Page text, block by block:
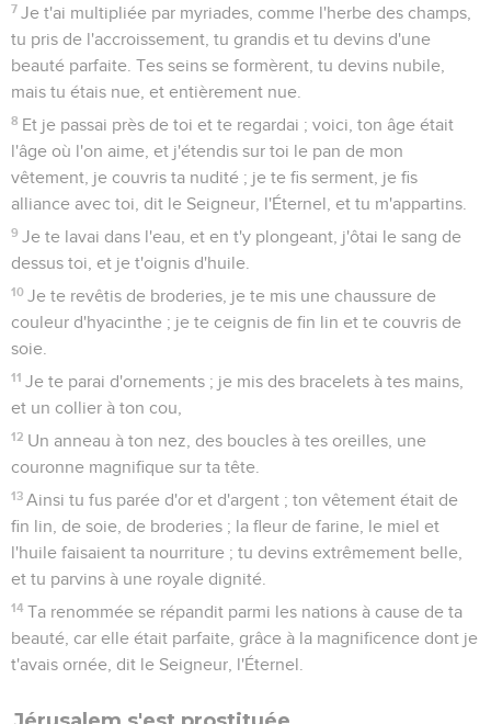
7 Je t'ai multipliée par myriades, comme l'herbe des champs,
tu pris de l'accroissement, tu grandis et tu devins d'une
beauté parfaite. Tes seins se formèrent, tu devins nubile,
mais tu étais nue, et entièrement nue.
8 Et je passai près de toi et te regardai ; voici, ton âge était
l'âge où l'on aime, et j'étendis sur toi le pan de mon
vêtement, je couvris ta nudité ; je te fis serment, je fis
alliance avec toi, dit le Seigneur, l'Éternel, et tu m'appartins.
9 Je te lavai dans l'eau, et en t'y plongeant, j'ôtai le sang de
dessus toi, et je t'oignis d'huile.
10 Je te revêtis de broderies, je te mis une chaussure de
couleur d'hyacinthe ; je te ceignis de fin lin et te couvris de
soie.
11 Je te parai d'ornements ; je mis des bracelets à tes mains,
et un collier à ton cou,
12 Un anneau à ton nez, des boucles à tes oreilles, une
couronne magnifique sur ta tête.
13 Ainsi tu fus parée d'or et d'argent ; ton vêtement était de
fin lin, de soie, de broderies ; la fleur de farine, le miel et
l'huile faisaient ta nourriture ; tu devins extrêmement belle,
et tu parvins à une royale dignité.
14 Ta renommée se répandit parmi les nations à cause de ta
beauté, car elle était parfaite, grâce à la magnificence dont je
t'avais ornée, dit le Seigneur, l'Éternel.